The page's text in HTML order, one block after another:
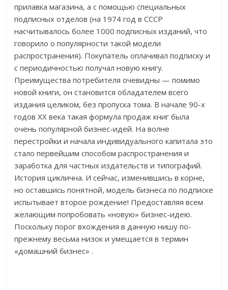
прилавка магазина, а с помощью специальных
подписных отделов (на 1974 год в СССР
насчитывалось более 1000 подписных изданий, что
говорило о популярности такой модели
распространения). Покупатель оплачивал подписку и
с периодичностью получал новую книгу.
Преимущества потребителя очевидны — помимо
новой книги, он становится обладателем всего
издания целиком, без пропуска тома. В начале 90-х
годов XX века такая формула продаж книг была
очень популярной бизнес-идей. На волне
перестройки и начала индивидуального капитала это
стало первейшим способом распространения и
заработка для частных издательств и типографий.
История циклична. И сейчас, изменившись в корне,
но оставшись понятной, модель бизнеса по подписке
испытывает второе рождение! Предоставляя всем
желающим попробовать «новую» бизнес-идею.
Поскольку порог вхождения в данную нишу по-
прежнему весьма низок и умещается в термин
«домашний бизнес» .